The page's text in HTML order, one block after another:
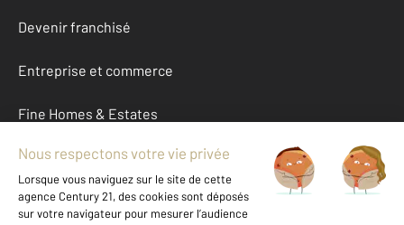
Devenir franchisé
Entreprise et commerce
Fine Homes & Estates
À propos
International